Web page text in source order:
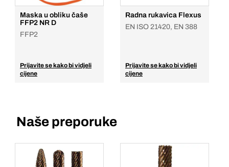
Maska u obliku čaše
FFP2 NR D
FFP2
Prijavite se kako bi vidjeli
cijene
Radna rukavica Flexus
EN ISO 21420, EN 388
Prijavite se kako bi vidjeli
cijene
Naše preporuke